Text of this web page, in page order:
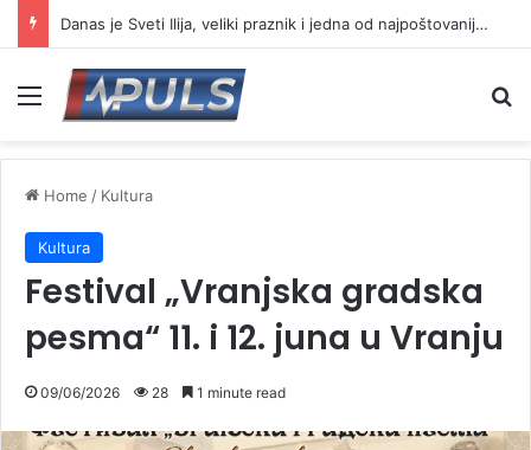
Danas je Sveti Ilija, veliki praznik i jedna od najpoštovanijih slava
Menu
Home / Kultura
Kultura
Festival „Vranjska gradska
pesma“ 11. i 12. juna u Vranju
09/06/2026 29 1 minute read